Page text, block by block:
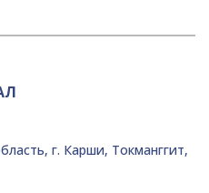
г. Карши, Токманггит,